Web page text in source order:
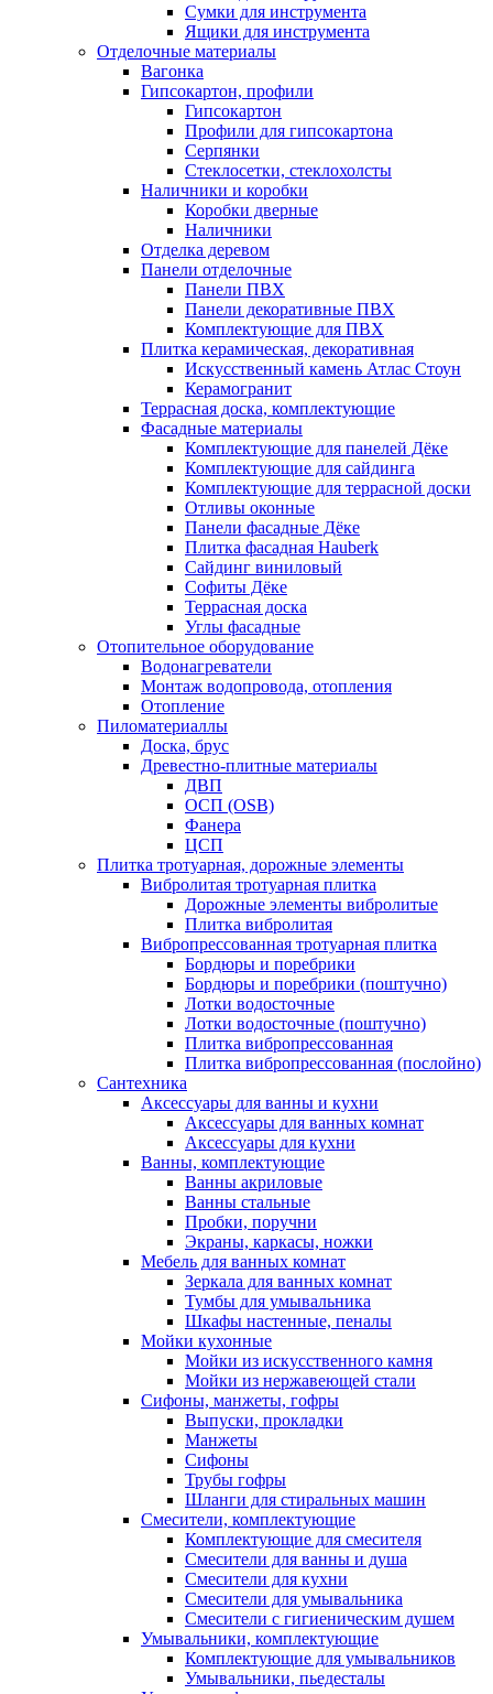
Сумки для инструмента
Ящики для инструмента
Отделочные материалы
Вагонка
Гипсокартон, профили
Гипсокартон
Профили для гипсокартона
Серпянки
Стеклосетки, стеклохолсты
Наличники и коробки
Коробки дверные
Наличники
Отделка деревом
Панели отделочные
Панели ПВХ
Панели декоративные ПВХ
Комплектующие для ПВХ
Плитка керамическая, декоративная
Искусственный камень Атлас Стоун
Керамогранит
Террасная доска, комплектующие
Фасадные материалы
Комплектующие для панелей Дёке
Комплектующие для сайдинга
Комплектующие для террасной доски
Отливы оконные
Панели фасадные Дёке
Плитка фасадная Hauberk
Сайдинг виниловый
Софиты Дёке
Террасная доска
Углы фасадные
Отопительное оборудование
Водонагреватели
Монтаж водопровода, отопления
Отопление
Пиломатериаллы
Доска, брус
Древестно-плитные материалы
ДВП
ОСП (OSB)
Фанера
ЦСП
Плитка тротуарная, дорожные элементы
Вибролитая тротуарная плитка
Дорожные элементы вибролитые
Плитка вибролитая
Вибропрессованная тротуарная плитка
Бордюры и поребрики
Бордюры и поребрики (поштучно)
Лотки водосточные
Лотки водосточные (поштучно)
Плитка вибропрессованная
Плитка вибропрессованная (послойно)
Сантехника
Аксессуары для ванны и кухни
Аксессуары для ванных комнат
Аксессуары для кухни
Ванны, комплектующие
Ванны акриловые
Ванны стальные
Пробки, поручни
Экраны, каркасы, ножки
Мебель для ванных комнат
Зеркала для ванных комнат
Тумбы для умывальника
Шкафы настенные, пеналы
Мойки кухонные
Мойки из искусственного камня
Мойки из нержавеющей стали
Сифоны, манжеты, гофры
Выпуски, прокладки
Манжеты
Сифоны
Трубы гофры
Шланги для стиральных машин
Смесители, комплектующие
Комплектующие для смесителя
Смесители для ванны и душа
Смесители для кухни
Смесители для умывальника
Смесители с гигиеническим душем
Умывальники, комплектующие
Комплектующие для умывальников
Умывальники, пьедесталы